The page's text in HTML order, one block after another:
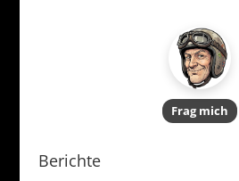
Frag mich
Berichte